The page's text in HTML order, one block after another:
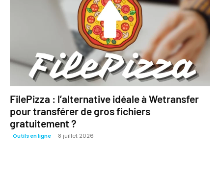
FilePizza : l’alternative idéale à Wetransfer
pour transférer de gros fichiers
gratuitement ?
Outils en ligne 8 juillet 2026